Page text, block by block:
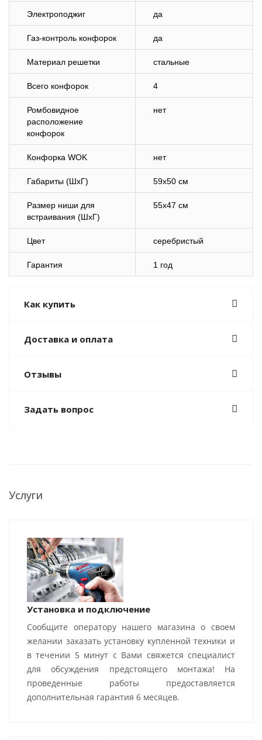
Электроподжиг да
Газ-контроль конфорок да
Материал решетки стальные
Всего конфорок 4
Ромбовидное
расположение
конфорок
нет
Конфорка WOK нет
Габариты (ШхГ) 59х50 см
Размер ниши для
встраивания (ШхГ)
55х47 см
Цвет серебристый
Гарантия 1 год
Как купить
Доставка и оплата
Отзывы
Задать вопрос
Услуги
Установка и подключение
Сообщите оператору нашего магазина о своем
желании заказать установку купленной техники и
в течении 5 минут с Вами свяжется специалист
для обсуждения предстоящего монтажа! На
проведенные работы предоставляется
дополнительная гарантия 6 месяцев.